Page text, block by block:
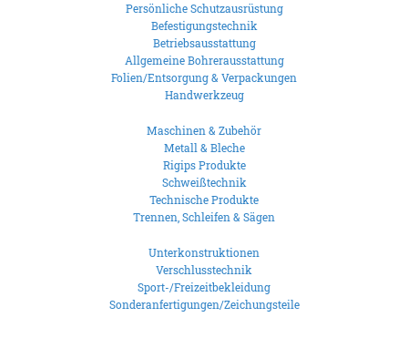
Persönliche Schutzausrüstung
Befestigungstechnik
Betriebsausstattung
Allgemeine Bohrerausstattung
Folien/Entsorgung & Verpackungen
Handwerkzeug
Maschinen & Zubehör
Metall & Bleche
Rigips Produkte
Schweißtechnik
Technische Produkte
Trennen, Schleifen & Sägen
Unterkonstruktionen
Verschlusstechnik
Sport-/Freizeitbekleidung
Sonderanfertigungen/Zeichungsteile